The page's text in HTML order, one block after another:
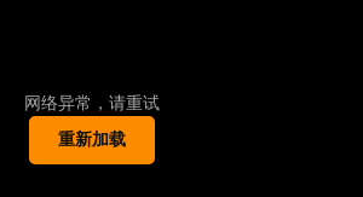
网络异常，请重试
重新加载